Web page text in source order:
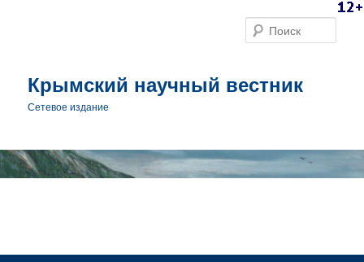
Крымский научный вестник
Сетевое издание